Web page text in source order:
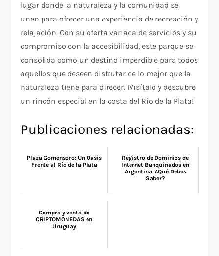
lugar donde la naturaleza y la comunidad se
unen para ofrecer una experiencia de recreación y
relajación. Con su oferta variada de servicios y su
compromiso con la accesibilidad, este parque se
consolida como un destino imperdible para todos
aquellos que deseen disfrutar de lo mejor que la
naturaleza tiene para ofrecer. ¡Visítalo y descubre
un rincón especial en la costa del Río de la Plata!
Publicaciones relacionadas:
Plaza Gomensoro: Un Oasis
Frente al Río de la Plata
Registro de Dominios de
Internet Banquinados en
Argentina: ¿Qué Debes
Saber?
Compra y venta de
CRIPTOMONEDAS en
Uruguay